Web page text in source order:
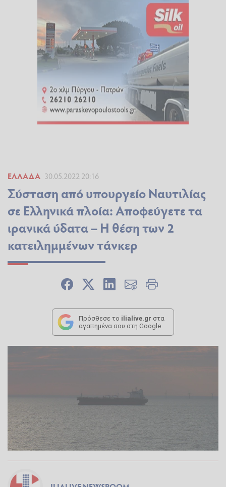
ΕΛΛΆΔΑ 30.05.2022 20:16
Σύσταση από υπουργείο Ναυτιλίας
σε Ελληνικά πλοία: Αποφεύγετε τα
ιρανικά ύδατα – Η θέση των 2
κατειλημμένων τάνκερ
Πρόσθεσε το ilialive.gr στα
αγαπημένα σου στη Google